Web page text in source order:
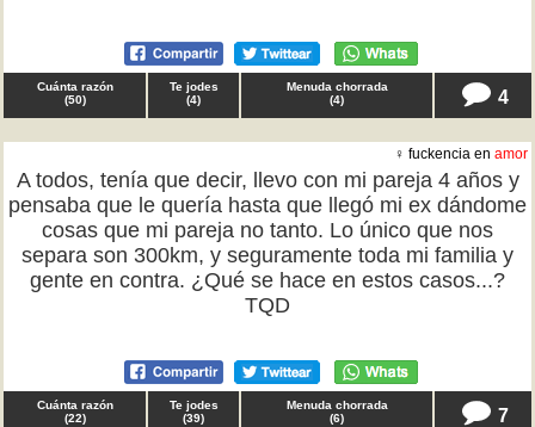
Cuánta razón
(50)
Te jodes
(4)
Menuda chorrada
(4) 4
♀ fuckencia en amor
A todos, tenía que decir, llevo con mi pareja 4 años y
pensaba que le quería hasta que llegó mi ex dándome
cosas que mi pareja no tanto. Lo único que nos
separa son 300km, y seguramente toda mi familia y
gente en contra. ¿Qué se hace en estos casos...?
TQD
Cuánta razón
(22)
Te jodes
(39)
Menuda chorrada
(6) 7